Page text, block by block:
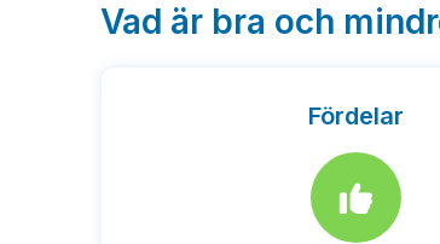
Vad är bra och
Fördelar